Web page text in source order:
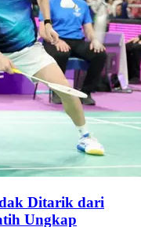
Ditarik dari
Ungkap